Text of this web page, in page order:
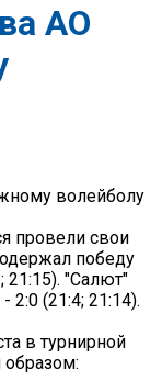
АО
волейболу
провели свои
победу
21:15). "Салют"
2:0 (21:4; 21:14).
в турнирной